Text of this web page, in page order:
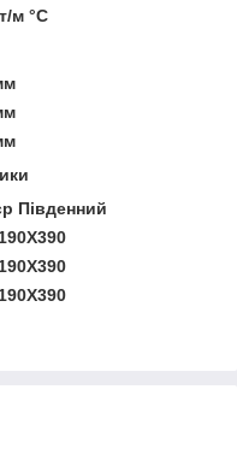
м °С
Південний